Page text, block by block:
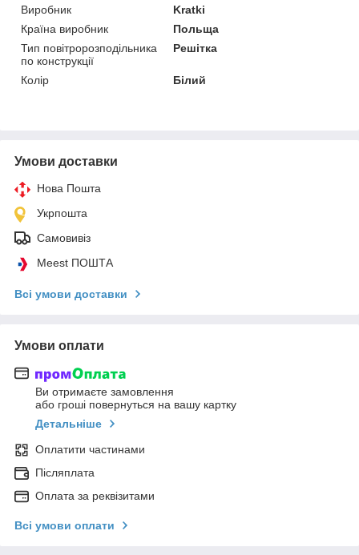
Виробник
Kratki
Країна виробник
Польща
Тип повітророзподільника
по конструкції
Решітка
Колір Білий
Умови доставки
Нова Пошта
Укрпошта
Самовивіз
Meest ПОШТА
Всі умови доставки
Умови оплати
Ви отримаєте замовлення
або гроші повернуться на вашу картку
Детальніше
Оплатити частинами
Післяплата
Оплата за реквізитами
Всі умови оплати